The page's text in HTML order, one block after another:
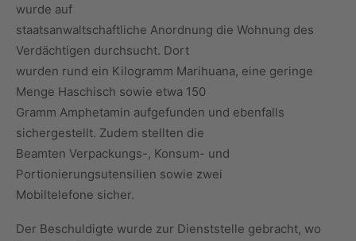
wurde auf
staatsanwaltschaftliche Anordnung die Wohnung des
Verdächtigen durchsucht. Dort
wurden rund ein Kilogramm Marihuana, eine geringe
Menge Haschisch sowie etwa 150
Gramm Amphetamin aufgefunden und ebenfalls
sichergestellt. Zudem stellten die
Beamten Verpackungs-, Konsum- und
Portionierungsutensilien sowie zwei
Mobiltelefone sicher.
Der Beschuldigte wurde zur Dienststelle gebracht, wo